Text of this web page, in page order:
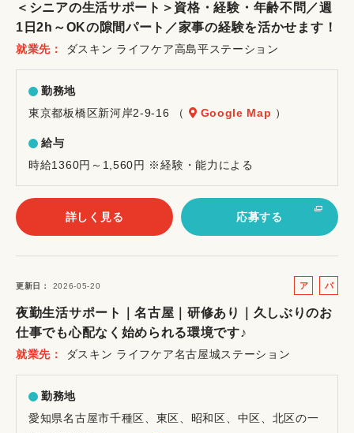
バ
イ
ト
＜シニアの生活サポート＞資格・経験・年齢不問／週
1日2h～OKの隙間パート／家事の経験を活かせます！
就業先 ダスキン ライフケア高島平ステーション
勤務地
東京都板橋区新河岸2-9-16 （
Google Map ）
給与
時給1360円～1,560円 ※経験・能力による
詳しく見る 応募する
更新日 2026-05-20
ア
バ
パ
ト
夜勤生活サポート｜名古屋｜研修あり｜久しぶりのお
仕事でも心配なく始められる環境です♪
就業先 ダスキン ライフケア名古屋城ステーション
勤務地
愛知県名古屋市千種区、東区、昭和区、中区、北区の一